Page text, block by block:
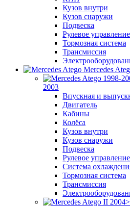
Кузов внутри
Кузов снаружи
Подвеска
Рулевое управление
Тормозная система
Трансмиссия
Mercedes
2003
Впускная и
Двигатель
Кабины
Колёса
Кузов внутри
Кузов снаружи
Подвеска
Рулевое управление
Система
Тормозная система
Трансмиссия